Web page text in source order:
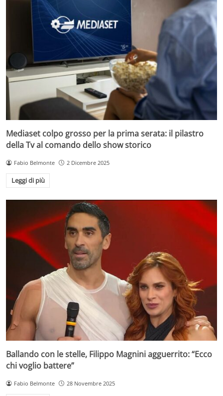
Mediaset colpo grosso per la prima serata: il pilastro
della Tv al comando dello show storico
Fabio Belmonte 2 Dicembre 2025
Leggi di più
Ballando con le stelle, Filippo Magnini agguerrito: “Ecco
chi voglio battere”
Fabio Belmonte 28 Novembre 2025